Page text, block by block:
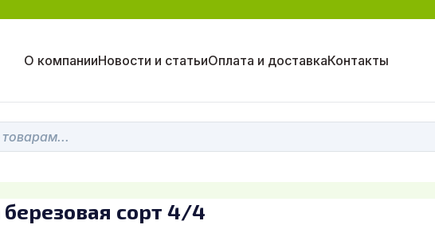
О компанииНовости и статьиОплата и доставкаКонтакты
сорт 4/4